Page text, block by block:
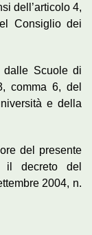
dell’articolo 4,
Consiglio dei
dalle Scuole di
comma 6, del
e della
del presente
il decreto del
2004, n.